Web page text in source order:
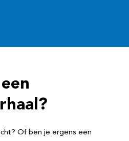
Of ben je ergens een